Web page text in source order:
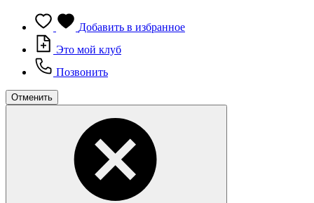
Добавить в избранное
Это мой клуб
Позвонить
Отменить